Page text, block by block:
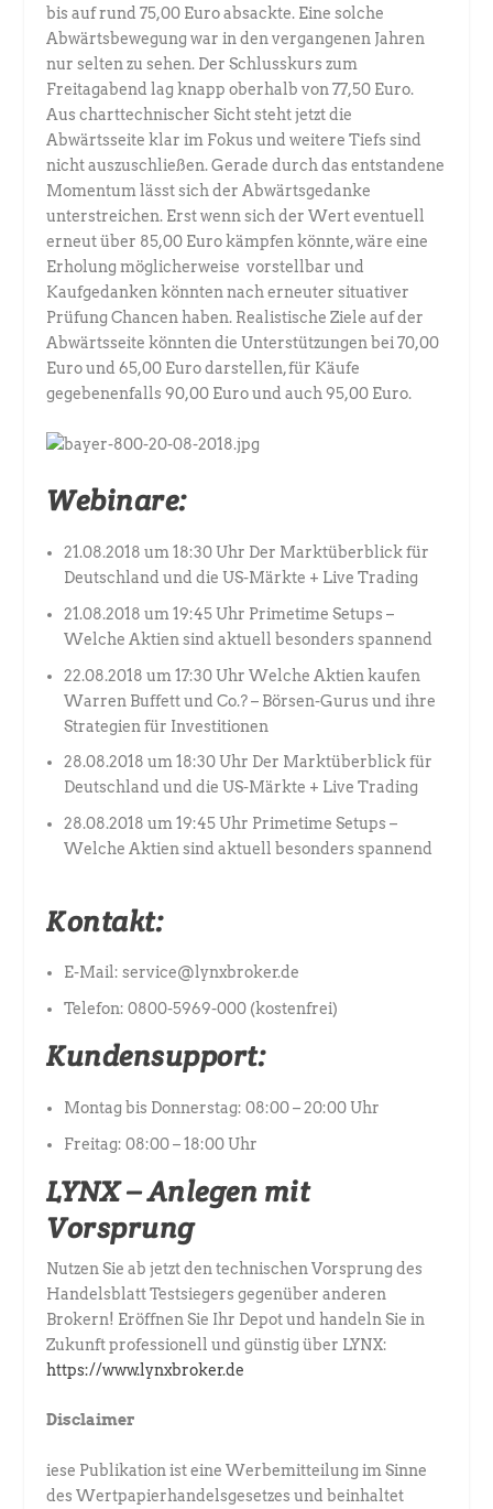
bis auf rund 75,00 Euro absackte. Eine solche
Abwärtsbewegung war in den vergangenen Jahren
nur selten zu sehen. Der Schlusskurs zum
Freitagabend lag knapp oberhalb von 77,50 Euro.
Aus charttechnischer Sicht steht jetzt die
Abwärtsseite klar im Fokus und weitere Tiefs sind
nicht auszuschließen. Gerade durch das entstandene
Momentum lässt sich der Abwärtsgedanke
unterstreichen. Erst wenn sich der Wert eventuell
erneut über 85,00 Euro kämpfen könnte, wäre eine
Erholung möglicherweise vorstellbar und
Kaufgedanken könnten nach erneuter situativer
Prüfung Chancen haben. Realistische Ziele auf der
Abwärtsseite könnten die Unterstützungen bei 70,00
Euro und 65,00 Euro darstellen, für Käufe
gegebenenfalls 90,00 Euro und auch 95,00 Euro.
Webinare:
21.08.2018 um 18:30 Uhr Der Marktüberblick für
Deutschland und die US-Märkte + Live Trading
21.08.2018 um 19:45 Uhr Primetime Setups –
Welche Aktien sind aktuell besonders spannend
22.08.2018 um 17:30 Uhr Welche Aktien kaufen
Warren Buffett und Co.? – Börsen-Gurus und ihre
Strategien für Investitionen
28.08.2018 um 18:30 Uhr Der Marktüberblick für
Deutschland und die US-Märkte + Live Trading
28.08.2018 um 19:45 Uhr Primetime Setups –
Welche Aktien sind aktuell besonders spannend
Kontakt:
E-Mail: service@lynxbroker.de
Telefon: 0800-5969-000 (kostenfrei)
Kundensupport:
Montag bis Donnerstag: 08:00 – 20:00 Uhr
Freitag: 08:00 – 18:00 Uhr
LYNX – Anlegen mit
Vorsprung
Nutzen Sie ab jetzt den technischen Vorsprung des
Handelsblatt Testsiegers gegenüber anderen
Brokern! Eröffnen Sie Ihr Depot und handeln Sie in
Zukunft professionell und günstig über LYNX:
https://www.lynxbroker.de
Disclaimer
iese Publikation ist eine Werbemitteilung im Sinne
des Wertpapierhandelsgesetzes und beinhaltet